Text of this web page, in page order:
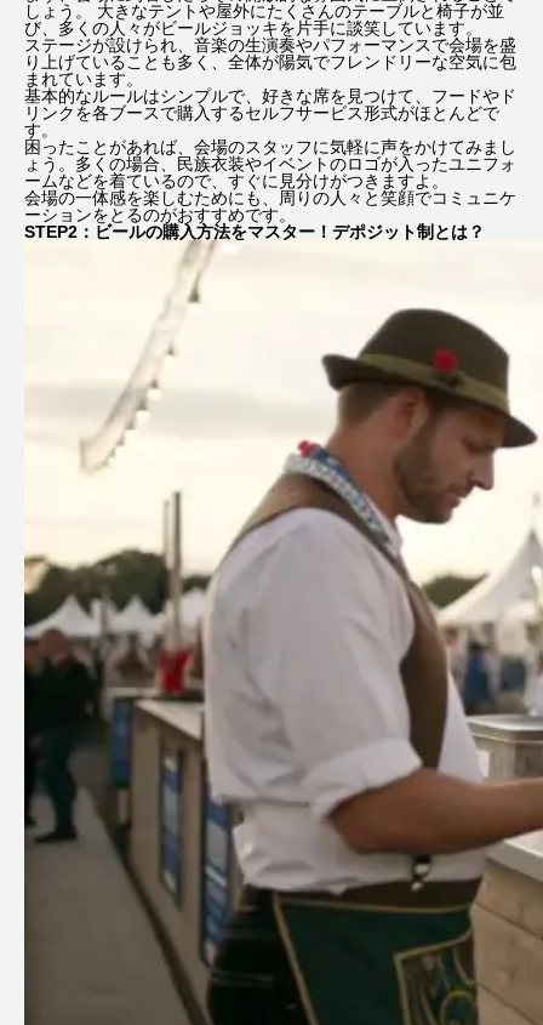
しょう。 大きなテントや屋外にたくさんのテーブルと椅子が並
び、多くの人々がビールジョッキを片手に談笑しています。
ステージが設けられ、音楽の生演奏やパフォーマンスで会場を盛
り上げていることも多く、全体が陽気でフレンドリーな空気に包
まれています。
基本的なルールはシンプルで、好きな席を見つけて、フードやド
リンクを各ブースで購入するセルフサービス形式がほとんどで
す。
困ったことがあれば、会場のスタッフに気軽に声をかけてみまし
ょう。多くの場合、民族衣装やイベントのロゴが入ったユニフォ
ームなどを着ているので、すぐに見分けがつきますよ。
会場の一体感を楽しむためにも、周りの人々と笑顔でコミュニケ
ーションをとるのがおすすめです。
STEP2：ビールの購入方法をマスター！デポジット制とは？